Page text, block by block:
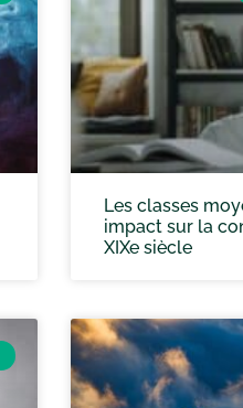
Les classes
impact sur la
XIXe siècle